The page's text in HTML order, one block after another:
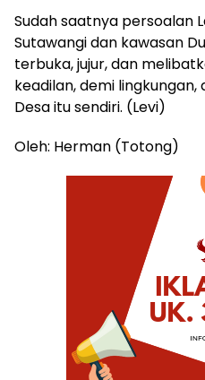
Sudah saatnya persoalan
Sutawangi dan kawasan
terbuka, jujur, dan
keadilan, demi
Desa itu sendiri. (Levi)
Oleh: Herman (Totong)